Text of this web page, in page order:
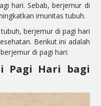
hari. Sebab, berjemur di
imunitas tubuh.
berjemur di pagi hari
. Berikut ini adalah
di pagi hari:
Pagi Hari bagi